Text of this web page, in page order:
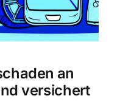
an
versichert